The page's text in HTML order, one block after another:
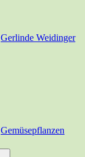
Gerlinde Weidinger
Gemüsepflanzen